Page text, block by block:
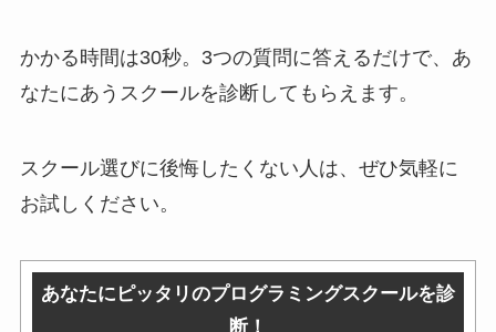
かかる時間は30秒。3つの質問に答えるだけで、あ
なたにあうスクールを診断してもらえます。
スクール選びに後悔したくない人は、ぜひ気軽に
お試しください。
あなたにピッタリのプログラミングスクールを診
断！